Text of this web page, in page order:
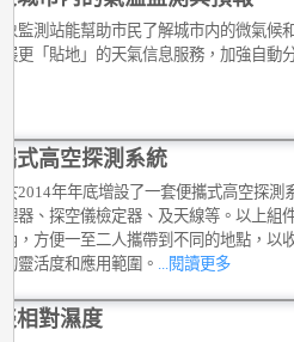
監測站能幫助市民了解城市内的微氣候
更「貼地」的天氣信息服務，加強自動
式高空探測系統
2014年年底增設了一套便攜式高空探測
器、探空儀檢定器、及天線等。以上組
，方便一至二人攜帶到不同的地點，以
靈活度和應用範圍。
...閱讀更多
相對濕度